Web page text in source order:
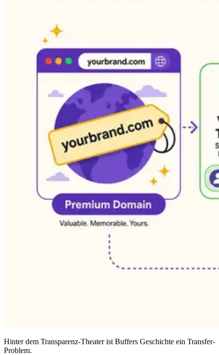
Hinter dem Transparenz-Theater ist Buffers Geschichte ein Transfer-
Problem.